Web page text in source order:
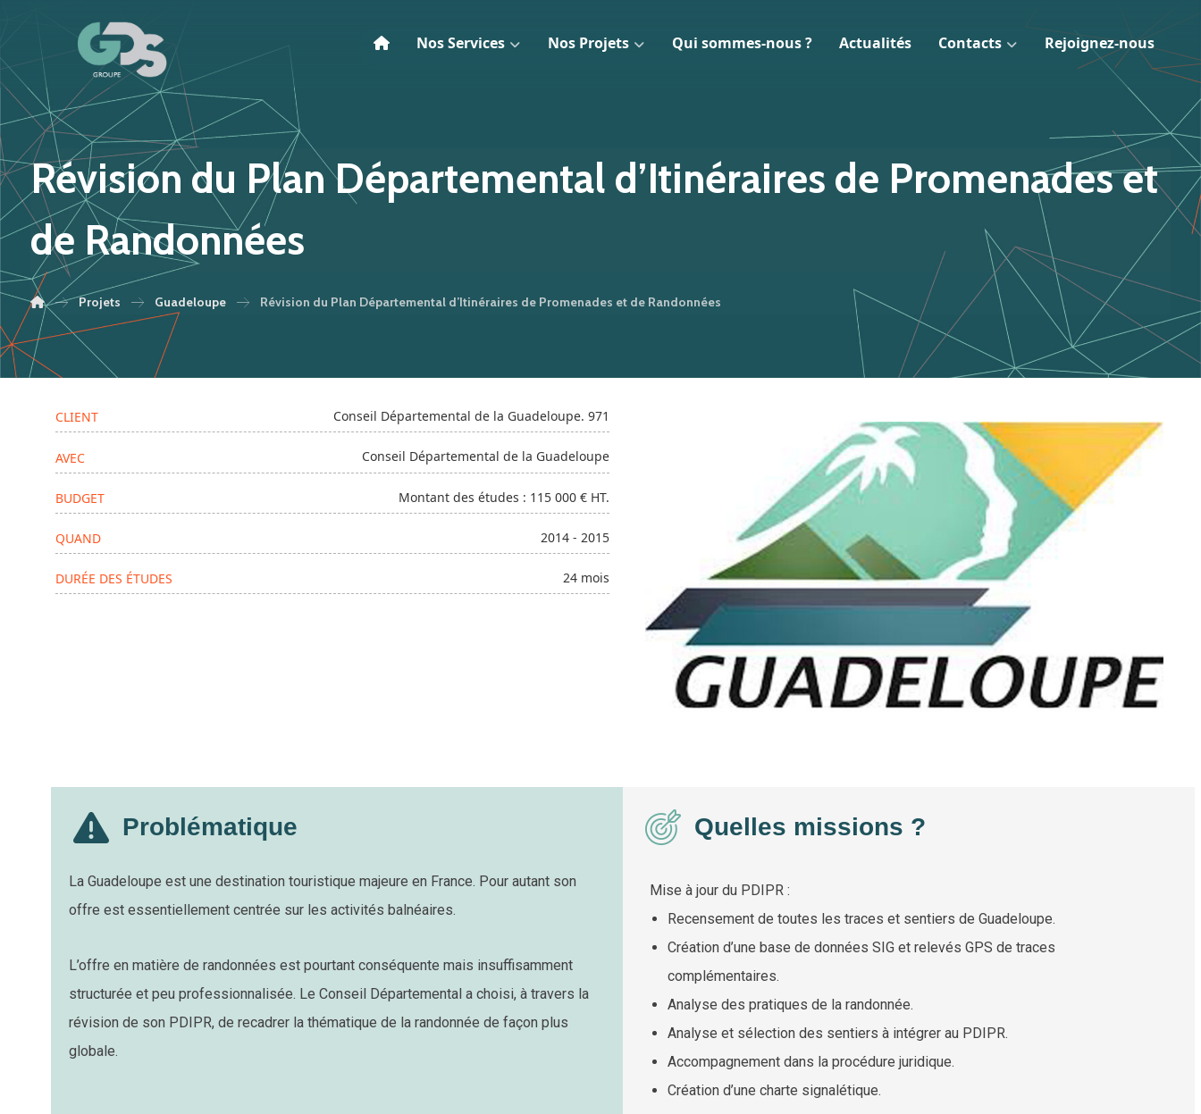
Nos Services Nos Projets Qui sommes-nous ? Actualités Contacts Rejoignez-nous
Révision du Plan Départemental d’Itinéraires de Promenades et
de Randonnées
Projets Guadeloupe Révision du Plan Départemental d’Itinéraires de Promenades et de Randonnées
CLIENT Conseil Départemental de la Guadeloupe. 971
AVEC Conseil Départemental de la Guadeloupe
BUDGET Montant des études : 115 000 € HT.
QUAND 2014 - 2015
DURÉE DES ÉTUDES 24 mois
Problématique
La Guadeloupe est une destination touristique majeure en France. Pour autant son
offre est essentiellement centrée sur les activités balnéaires.
L’offre en matière de randonnées est pourtant conséquente mais insuffisamment
structurée et peu professionnalisée. Le Conseil Départemental a choisi, à travers la
révision de son PDIPR, de recadrer la thématique de la randonnée de façon plus
globale.
Quelles missions ?
Mise à jour du PDIPR :
Recensement de toutes les traces et sentiers de Guadeloupe.
Création d’une base de données SIG et relevés GPS de traces
complémentaires.
Analyse des pratiques de la randonnée.
Analyse et sélection des sentiers à intégrer au PDIPR.
Accompagnement dans la procédure juridique.
Création d’une charte signalétique.